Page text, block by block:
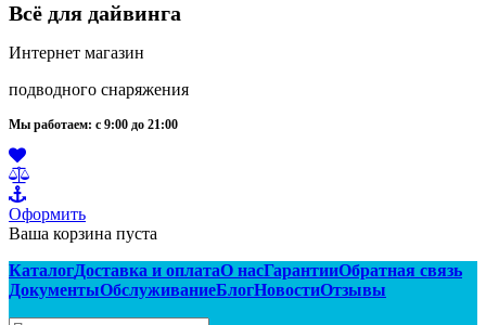
Всё для дайвинга
Интернет магазин
подводного снаряжения
Мы работаем: с 9:00 до 21:00
Оформить
Ваша корзина пуста
КаталогДоставка и оплатаО насГарантииОбратная связь
ДокументыОбслуживаниеБлогНовостиОтзывы